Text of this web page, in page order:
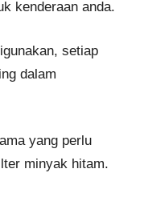
kenderaan anda.
setiap
dalam
yang perlu
minyak hitam.